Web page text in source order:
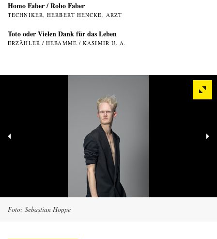
Homo Faber / Robo Faber
TECHNIKER, HERBERT HENCKE, ARZT
Toto oder Vielen Dank für das Leben
ERZÄHLER / HEBAMME / KASIMIR U. A.
Foto: Sebastian Hoppe